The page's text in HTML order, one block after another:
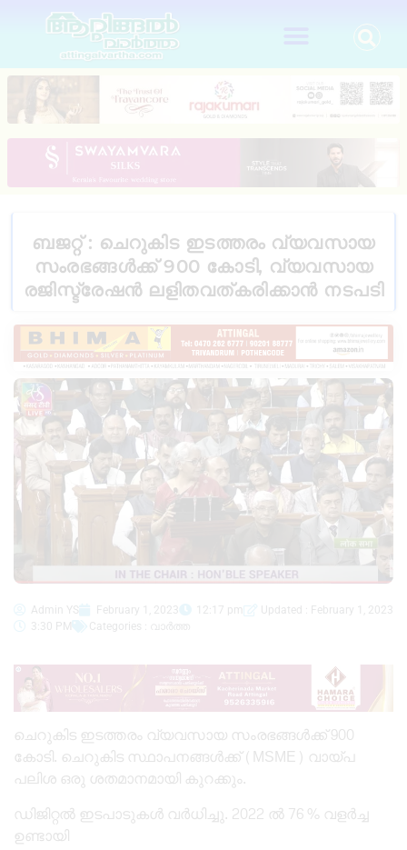
ബജറ്റ് : ചെറുകിട ഇടത്തരം വ്യവസായ
സംരഭങ്ങൾക്ക് 900 കോടി, വ്യവസായ
രജിസ്ട്രേഷൻ ലളിതവത്കരിക്കാൻ നടപടി
Admin YS February 1, 2023 12:17 pm
Updated : February 1, 2023
3:30 PM
Categories : വാർത്ത
ചെറുകിട ഇടത്തരം വ്യവസായ സംരഭങ്ങൾക്ക് 900
കോടി. ചെറുകിട സ്ഥാപനങ്ങൾക്ക് (MSME) വായ്പ
പലിശ ഒരു ശതമാനമായി കുറക്കും.
ഡിജിറ്റൽ ഇടപാടുകൾ വർധിച്ചു. 2022 ൽ 76 % വളർച്ച
ഉണ്ടായി